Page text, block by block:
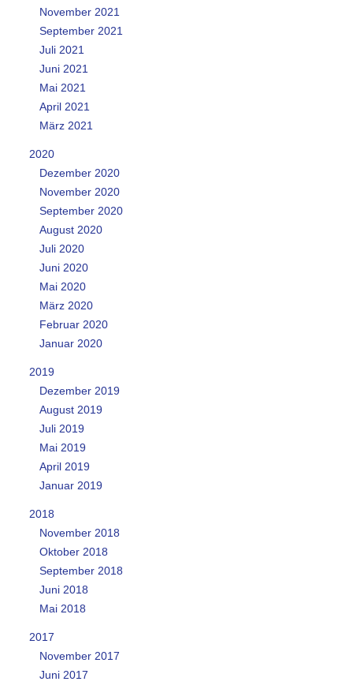
November 2021
September 2021
Juli 2021
Juni 2021
Mai 2021
April 2021
März 2021
2020
Dezember 2020
November 2020
September 2020
August 2020
Juli 2020
Juni 2020
Mai 2020
März 2020
Februar 2020
Januar 2020
2019
Dezember 2019
August 2019
Juli 2019
Mai 2019
April 2019
Januar 2019
2018
November 2018
Oktober 2018
September 2018
Juni 2018
Mai 2018
2017
November 2017
Juni 2017